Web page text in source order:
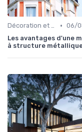
Décoration et Design d'Intérieur • 06/
Les avantages d'une
à structure